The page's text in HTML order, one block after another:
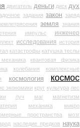
двигатель деньги диск дух
задания закон заряд
земля
знания
импульс инженер
исследования история
катастрофы катушка теслы
квантовая физика
колебания
комплексные
космология космос
экономики круг культура лес
луч маг магнетизм
механика
микро
пространства
мозг
наследие предков наука